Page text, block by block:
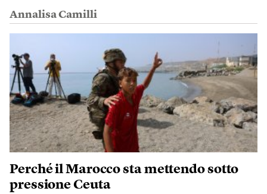
Annalisa Camilli
Perché il Marocco sta mettendo sotto
pressione Ceuta